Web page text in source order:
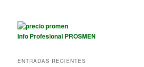
Info Profesional PROSMEN
ENTRADAS RECIENTES